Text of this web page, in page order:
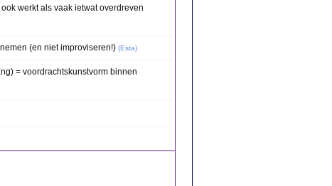
werkt als vaak ietwat overdreven
(en niet improviseren!) (Esta)
= voordrachtskunstvorm binnen